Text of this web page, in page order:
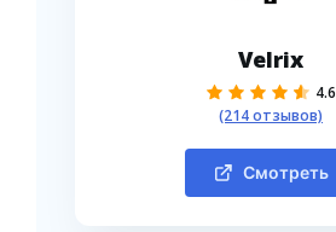
Velrix
4.6
(214 отзывов)
Смотреть